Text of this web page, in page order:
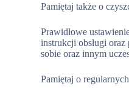
Pamiętaj także o
Prawidłowe
instrukcji obsługi
sobie oraz innym
Pamiętaj o